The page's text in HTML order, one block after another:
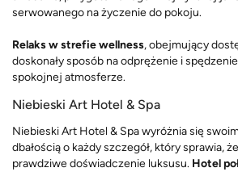
serwowanego na życzenie do pokoju.
Relaks w strefie wellness, obejmujący
doskonały sposób na odprężenie i
spokojnej atmosferze.
Niebieski Art Hotel & Spa
Niebieski Art Hotel & Spa wyróżnia się
dbałością o każdy szczegół, który sprawia,
prawdziwe doświadczenie luksusu. Hotel